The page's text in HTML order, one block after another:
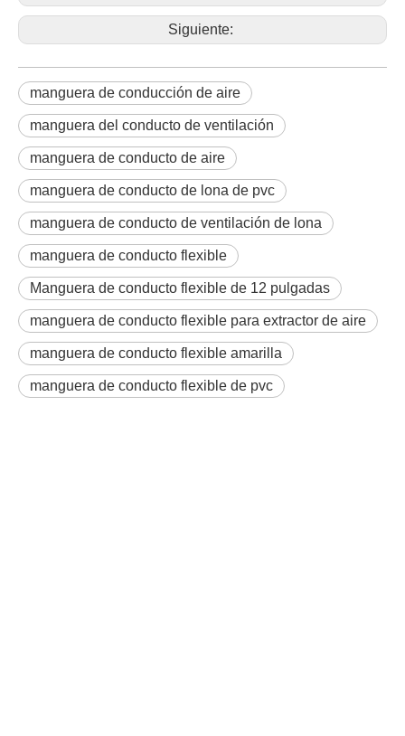
Siguiente:
manguera de conducción de aire
manguera del conducto de ventilación
manguera de conducto de aire
manguera de conducto de lona de pvc
manguera de conducto de ventilación de lona
manguera de conducto flexible
Manguera de conducto flexible de 12 pulgadas
manguera de conducto flexible para extractor de aire
manguera de conducto flexible amarilla
manguera de conducto flexible de pvc